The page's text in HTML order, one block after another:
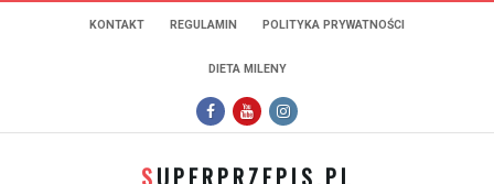
KONTAKT REGULAMIN POLITYKA PRYWATNOŚCI
DIETA MILENY
SUPERPRZEPIS.PL